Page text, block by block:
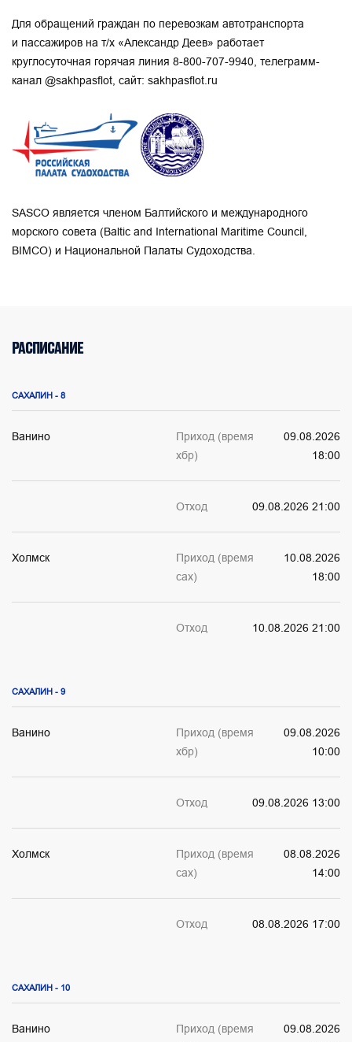
Для обращений граждан по перевозкам автотранспорта
и пассажиров на т/х «Александр Деев» работает
круглосуточная горячая линия 8-800-707-9940 , телеграмм-
канал @sakhpasflot, сайт: sakhpasflot.ru
SASCO является членом Балтийского и международного
морского совета (Baltic and International Maritime Council,
BIMCO) и Национальной Палаты Судоходства.
РАСПИСАНИЕ
САХАЛИН - 8
Ванино
Приход (время
хбр)
09.08.2026
18:00
Отход 09.08.2026 21:00
Холмск
Приход (время
сах)
10.08.2026
18:00
Отход 10.08.2026 21:00
САХАЛИН - 9
Ванино
Приход (время
хбр)
09.08.2026
10:00
Отход 09.08.2026 13:00
Холмск
Приход (время
сах)
08.08.2026
14:00
Отход 08.08.2026 17:00
САХАЛИН - 10
Ванино
Приход (время
09.08.2026